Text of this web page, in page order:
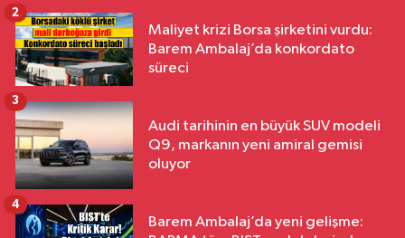
Maliyet krizi Borsa şirketini vurdu:
Barem Ambalaj’da konkordato
süreci
2
Audi tarihinin en büyük SUV modeli
Q9, markanın yeni amiral gemisi
oluyor
3
Barem Ambalaj’da yeni gelişme:
4